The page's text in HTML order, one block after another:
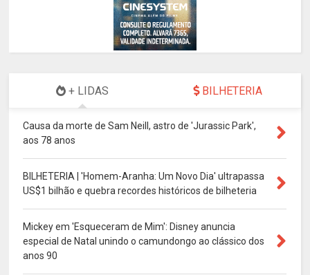
+ LIDAS BILHETERIA
Causa da morte de Sam Neill, astro de 'Jurassic Park',
aos 78 anos
BILHETERIA | 'Homem-Aranha: Um Novo Dia' ultrapassa
US$1 bilhão e quebra recordes históricos de bilheteria
Mickey em 'Esqueceram de Mim': Disney anuncia
especial de Natal unindo o camundongo ao clássico dos
anos 90